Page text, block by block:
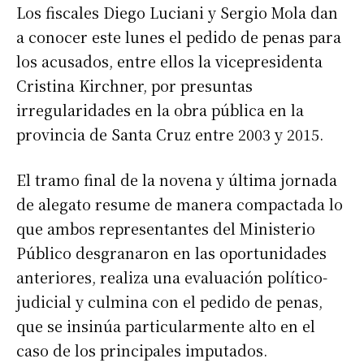
Los fiscales Diego Luciani y Sergio Mola dan
a conocer este lunes el pedido de penas para
los acusados, entre ellos la vicepresidenta
Cristina Kirchner, por presuntas
irregularidades en la obra pública en la
provincia de Santa Cruz entre 2003 y 2015.
El tramo final de la novena y última jornada
de alegato resume de manera compactada lo
que ambos representantes del Ministerio
Público desgranaron en las oportunidades
anteriores, realiza una evaluación político-
judicial y culmina con el pedido de penas,
que se insinúa particularmente alto en el
caso de los principales imputados.